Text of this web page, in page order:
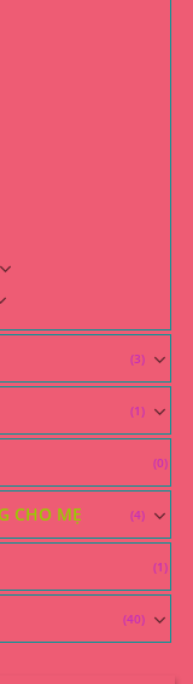
(3)
(1)
(0)
CHO MẸ (4)
(1)
(40)